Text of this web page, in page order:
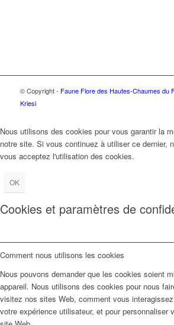
© Copyright - Faune Flore des Hautes-Chaumes du
Kriesi
Nous utilisons des cookies pour vous garantir la
notre site. Si vous continuez à utiliser ce dernier,
vous acceptez l'utilisation des cookies.
OK
Cookies et paramètres de
Comment nous utilisons les cookies
Nous pouvons demander que les cookies soient
appareil. Nous utilisons des cookies pour nous
visitez nos sites Web, comment vous
votre expérience utilisateur, et pour personnaliser